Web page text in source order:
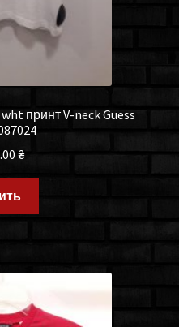
принт V-neck Guess
₴